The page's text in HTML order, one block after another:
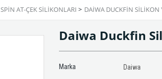
SPIN AT-ÇEK SILIKONLARI > DAIWA DUCKFIN SILIKON
Daiwa Duckfin
Marka Daiwa